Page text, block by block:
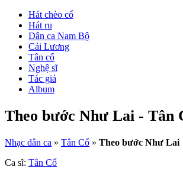
Hát chèo cổ
Hát ru
Dân ca Nam Bộ
Cải Lương
Tân cổ
Nghệ sĩ
Tác giả
Album
Theo bước Như Lai - Tân
Nhạc dân ca » Tân Cổ » Theo bước Như Lai
Ca sĩ: Tân Cổ